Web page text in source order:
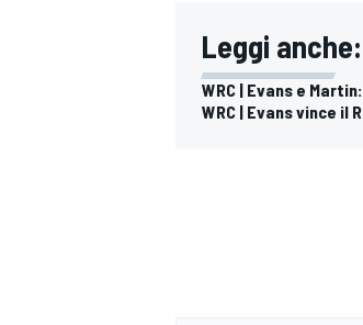
Leggi anche:
WRC | Evans e
WRC | Evans vince il